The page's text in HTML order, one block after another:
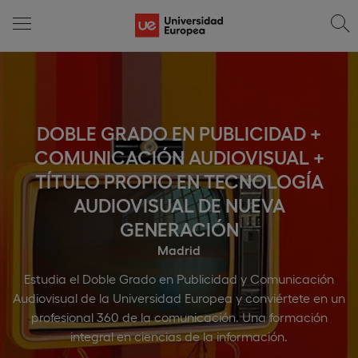
DOBLE GRADO EN PUBLICIDAD +
COMUNICACIÓN AUDIOVISUAL +
TÍTULO PROPIO EN TECNOLOGÍA
AUDIOVISUAL DE NUEVA
GENERACIÓN
Madrid
Estudia el Doble Grado en Publicidad y Comunicación
Audiovisual de la Universidad Europea y conviértete en un
profesional 360 de la comunicación. Una formación
integral en ciencias de la información.